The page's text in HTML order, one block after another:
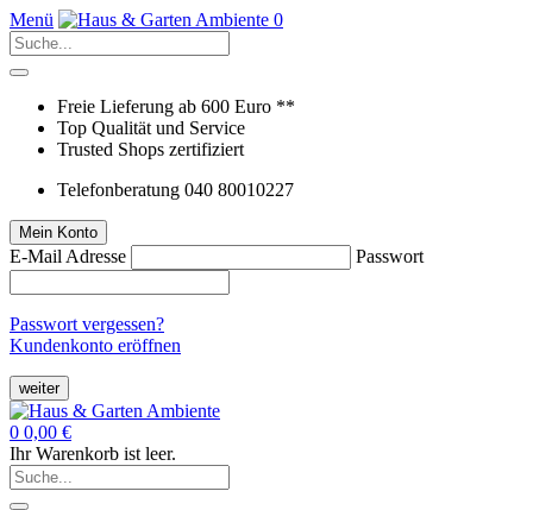
Menü 0
Freie Lieferung ab 600 Euro **
Top Qualität und Service
Trusted Shops zertifiziert
Telefonberatung 040 80010227
Mein Konto
E-Mail Adresse Passwort
Passwort vergessen?
Kundenkonto eröffnen
weiter
0 0,00 €
Ihr Warenkorb ist leer.